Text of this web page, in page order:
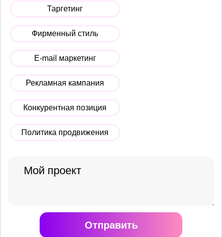
Таргетинг
Фирменный стиль
E-mail маркетинг
Рекламная кампания
Конкурентная позиция
Политика продвижения
Отправить